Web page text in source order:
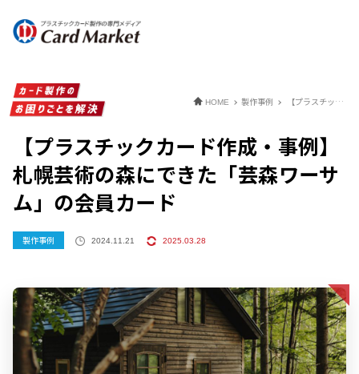
HOME 製作事例 【プラスチックカード作成・事例】札幌芸術の森にできた「芸森ワーサム」の会員カード
【プラスチックカード作成・事例】
札幌芸術の森にできた「芸森ワーサ
ム」の会員カード
製作事例 2024.11.21 2025.03.28